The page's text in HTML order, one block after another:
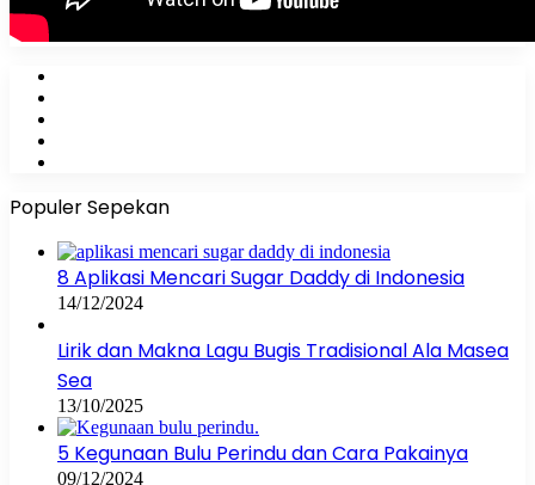
Populer Sepekan
8 Aplikasi Mencari Sugar Daddy di Indonesia
14/12/2024
Lirik dan Makna Lagu Bugis Tradisional Ala Masea
Sea
13/10/2025
5 Kegunaan Bulu Perindu dan Cara Pakainya
09/12/2024